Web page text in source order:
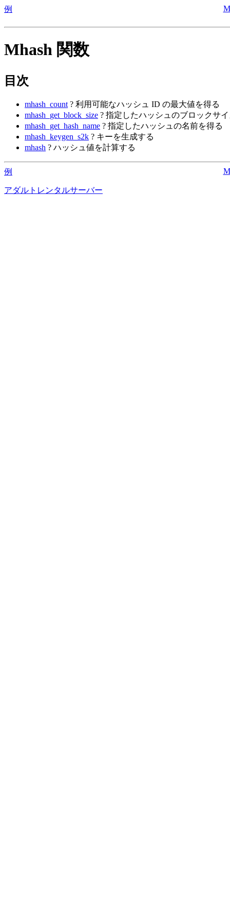
例
Mhash 関数
目次
mhash_count ? 利用可能なハッシュ ID の最大値を得る
mhash_get_block_size ? 指定したハッシュのブロックサ
mhash_get_hash_name ? 指定したハッシュの名前を得る
mhash_keygen_s2k ? キーを生成する
mhash ? ハッシュ値を計算する
例
アダルトレンタルサーバー